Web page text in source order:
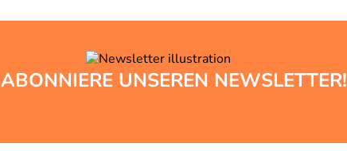
ABONNIERE UNSEREN NEWSLETTER!